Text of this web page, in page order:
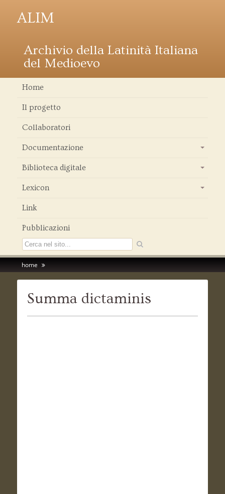
ALIM
Archivio della Latinità Italiana
del Medioevo
Home
Il progetto
Collaboratori
Documentazione
Biblioteca digitale
Lexicon
Link
Pubblicazioni
home
Summa dictaminis